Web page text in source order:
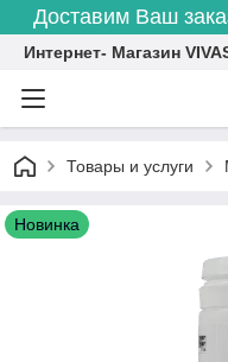
Доставим Ваш
Интернет- Магазин
Товары и услуги
Новинка